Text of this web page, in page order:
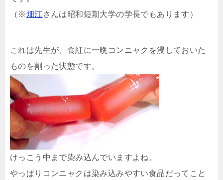
（※畑江 さんは昭和短期大学の学長でもあります）
これは先生が、食紅に一晩コンニャクを浸しておいた
ものを割った状態です。
けっこう中まで染み込んでいますよね。
やっぱりコンニャクは染み込みやすい食品だってこと